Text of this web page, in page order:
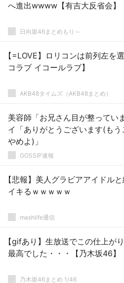
へ進出wwww【有吉大反省会】
日向坂46まとめもり～
【=LOVE】ロリコンは前列左を
コラブ イコールラブ】
AKB48タイムズ（AKB48まとめ）
美容師「お兄さん目が整ってい
イ「ありがとうございます(も
やめよ)」
GOSSIP速報
【悲報】美人グラビアアイドル
イキるｗｗｗｗｗ
mashlife通信
【gifあり】生放送でこの仕上が
最高でした・・・【乃木坂46】
乃木坂46まとめ 1/46